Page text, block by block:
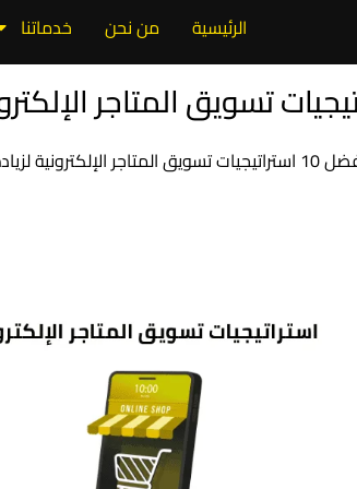
الرئيسية من نحن خدماتنا
استراتيجيات تسويق المتاجر
المتاجر الإلكترونية لزيادة مبيعاتك 2026